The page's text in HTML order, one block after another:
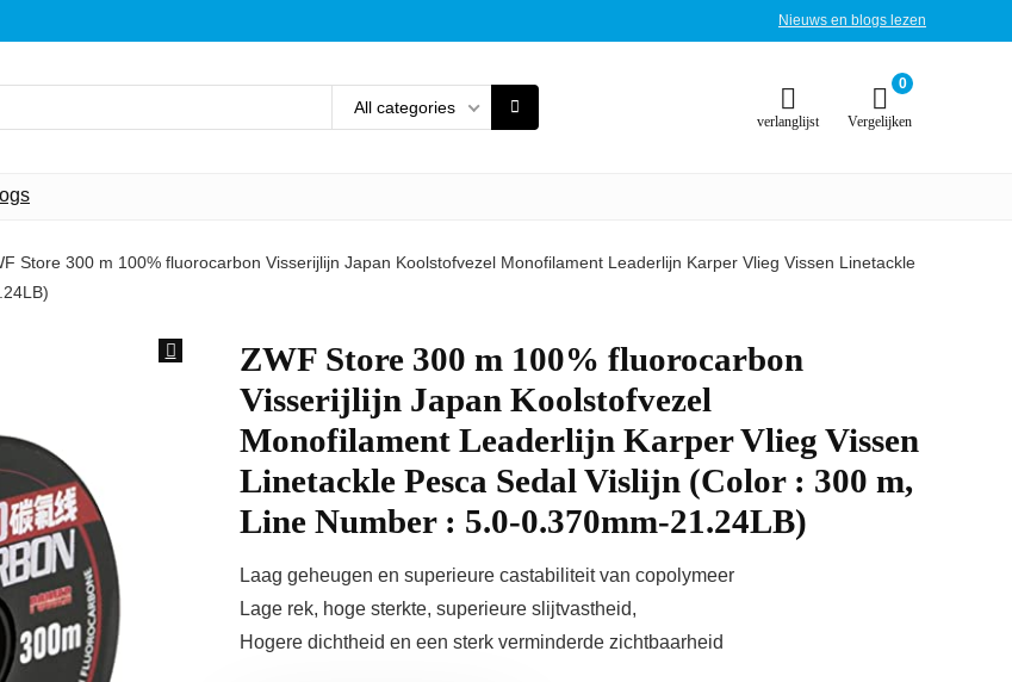
Nieuws en blogs lezen
All categories
verlanglijst
0
Vergelijken
Store 300 m 100% fluorocarbon Visserijlijn Japan Koolstofvezel Monofilament Leaderlijn Karper Vlieg Vissen Linetackle
ZWF Store 300 m 100% fluorocarbon
Visserijlijn Japan Koolstofvezel
Monofilament Leaderlijn Karper Vlieg Vissen
Linetackle Pesca Sedal Vislijn (Color : 300 m,
Line Number : 5.0-0.370mm-21.24LB)
Laag geheugen en superieure castabiliteit van copolymeer
Lage rek, hoge sterkte, superieure slijtvastheid,
Hogere dichtheid en een sterk verminderde zichtbaarheid